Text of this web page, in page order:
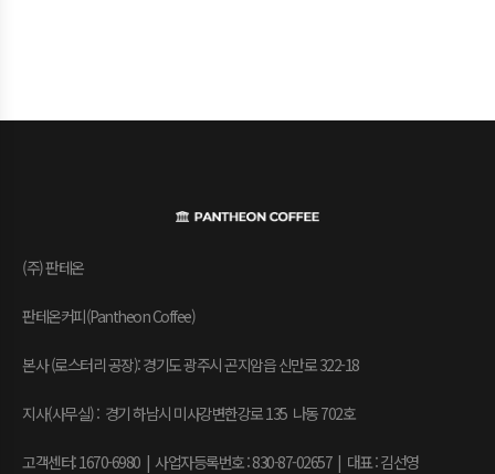
(주) 판테온
판테온커피(Pantheon Coffee)
본사 (로스터리 공장): 경기도 광주시 곤지암읍 신만로 322-18
지사(사무실) : 경기 하남시 미사강변한강로 135 나동 702호
고객센터: 1670-6980 | 사업자등록번호 : 830-87-02657 | 대표 : 김선영